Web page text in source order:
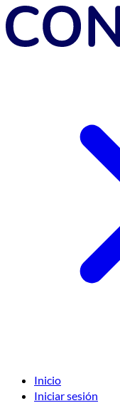
Inicio
Iniciar sesión